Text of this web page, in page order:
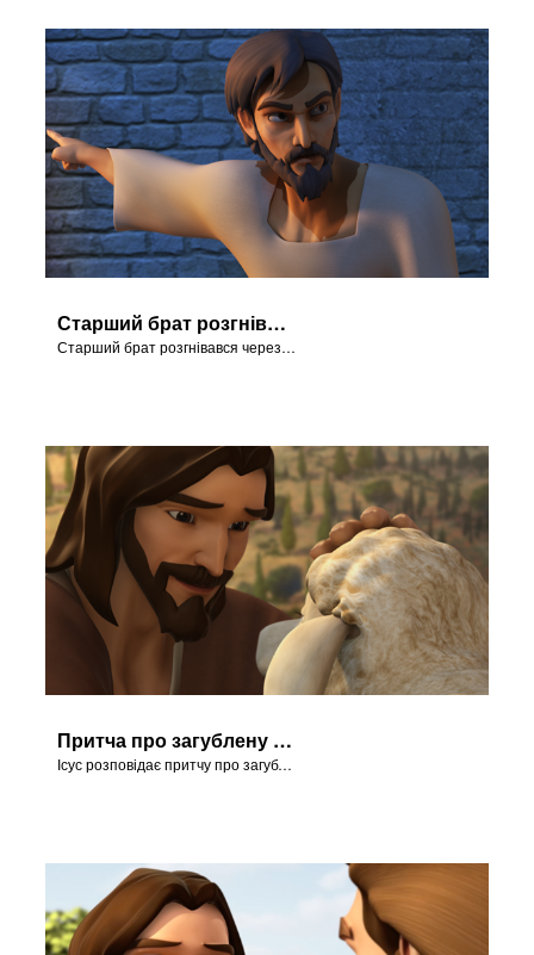
Старший брат розгнівався
Старший брат розгнівався через святкування.
Притча про загублену вівцю
Ісус розповідає притчу про загублену вівцю.